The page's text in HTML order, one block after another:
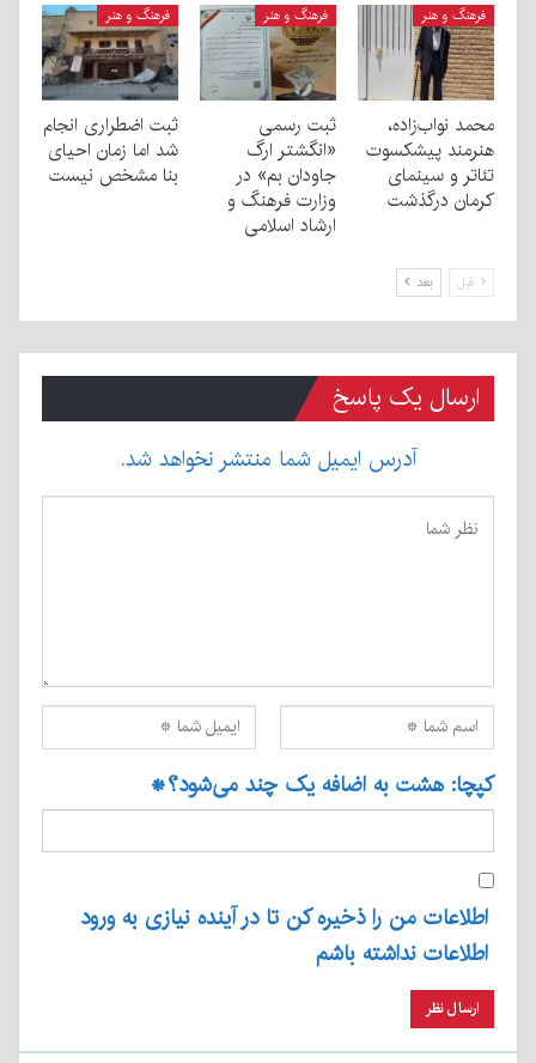
فرهنگ و هنر
محمد نواب‌زاده،
هنرمند پیشکسوت
تئاتر و سینمای
کرمان درگذشت
فرهنگ و هنر
ثبت رسمی
«انگشتر ارگ
جاودان بم» در
وزارت فرهنگ و
ارشاد اسلامی
فرهنگ و هنر
ثبت اضطراری انجام
شد اما زمان احیای
بنا مشخص نیست
قبل بعد
ارسال یک پاسخ
آدرس ایمیل شما منتشر نخواهد شد.
کپچا: هشت به اضافه یک چند می‌شود؟*
اطلاعات من را ذخیره کن تا در آینده نیازی به ورود
اطلاعات نداشته باشم